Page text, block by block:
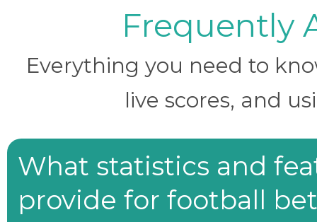
Frequently
Everything you need to
live scores, and
What statistics and
provide for football